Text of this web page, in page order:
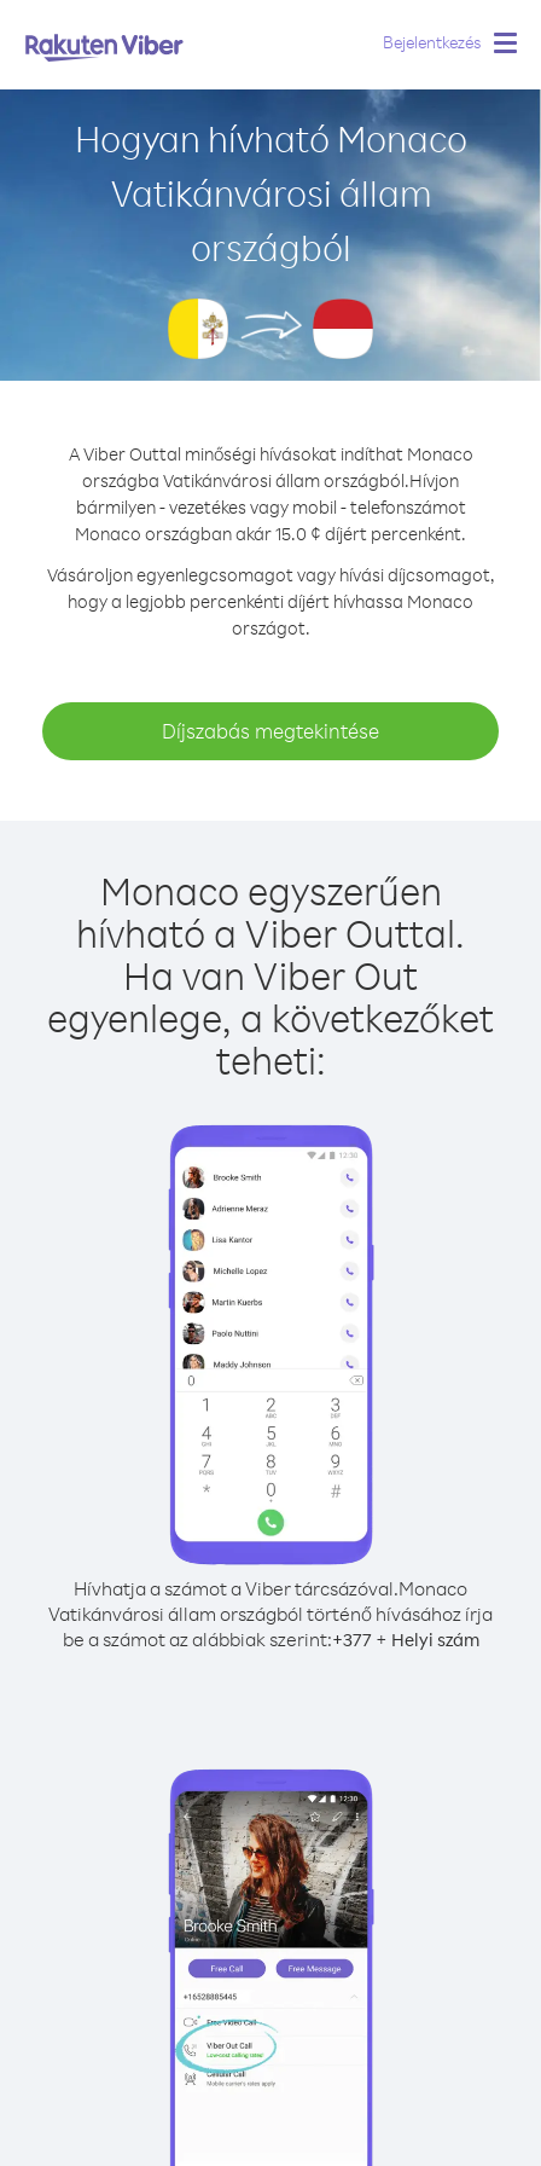
Bejelentkezés
Hogyan hívható Monaco
Vatikánvárosi állam
országból
A Viber Outtal minőségi hívásokat indíthat Monaco
országba Vatikánvárosi állam országból.Hívjon
bármilyen - vezetékes vagy mobil - telefonszámot
Monaco országban akár 15.0 ¢ díjért percenként.
Vásároljon egyenlegcsomagot vagy hívási díjcsomagot,
hogy a legjobb percenkénti díjért hívhassa Monaco
országot.
Díjszabás megtekintése
Monaco egyszerűen
hívható a Viber Outtal.
Ha van Viber Out
egyenlege, a következőket
teheti:
Hívhatja a számot a Viber tárcsázóval.Monaco
Vatikánvárosi állam országból történő hívásához írja
be a számot az alábbiak szerint:+377+ Helyi szám